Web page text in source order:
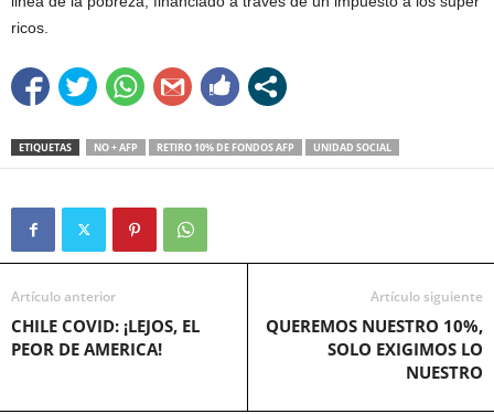
ricos.
ETIQUETAS NO + AFP RETIRO 10% DE FONDOS AFP UNIDAD SOCIAL
Artículo anterior
CHILE COVID: ¡LEJOS, EL
PEOR DE AMERICA!
Artículo siguiente
QUEREMOS NUESTRO 10%,
SOLO EXIGIMOS LO
NUESTRO